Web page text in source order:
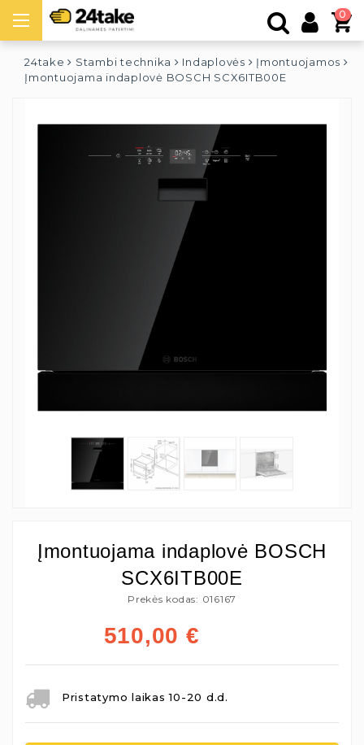
0
24take Stambi technika Indaplovės
Įmontuojamos
Įmontuojama indaplovė BOSCH SCX6ITB00E
Įmontuojama indaplovė BOSCH
SCX6ITB00E
Prekės kodas: 016167
510,00 €
Pristatymo laikas 10-20 d.d.